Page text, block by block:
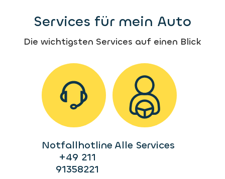
Services für mein Auto
Die wichtigsten Services auf einen Blick
Notfallhotline
+49 211
91358221
Alle Services